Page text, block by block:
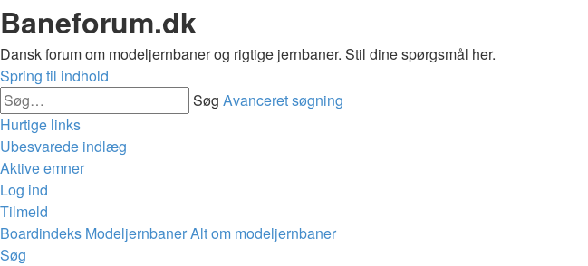
Baneforum.dk
Dansk forum om modeljernbaner og rigtige jernbaner. Stil dine spørgsmål her.
Spring til indhold
Søg Avanceret søgning
Hurtige links
Ubesvarede indlæg
Aktive emner
Log ind
Tilmeld
Boardindeks ModeljernbanerAlt om modeljernbaner
Søg